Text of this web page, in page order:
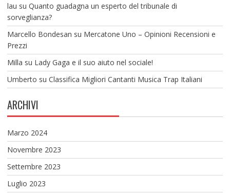
lau su Quanto guadagna un esperto del tribunale di
sorveglianza?
Marcello Bondesan su Mercatone Uno – Opinioni Recensioni e
Prezzi
Milla su Lady Gaga e il suo aiuto nel sociale!
Umberto su Classifica Migliori Cantanti Musica Trap Italiani
ARCHIVI
Marzo 2024
Novembre 2023
Settembre 2023
Luglio 2023